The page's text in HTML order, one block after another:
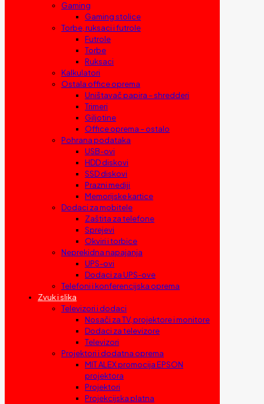
Gaming
Gaming stolice
Torbe, ruksaci i futrole
Futrole
Torbe
Ruksaci
Kalkulatori
Ostala office oprema
Uništavač papira – shredderi
Trimeri
Giljotine
Office oprema – ostalo
Pohrana podataka
USB-ovi
HDD diskovi
SSD diskovi
Prazni mediji
Memorijske kartice
Dodaci za mobitele
Zaštita za telefone
Sprejevi
Okviri i torbice
Neprekidna napajanja
UPS-ovi
Dodaci za UPS-ove
Telefoni i konferencijska oprema
Zvuk i slika
Televizori i dodaci
Nosači za TV, projektore i monitore
Dodaci za televizore
Televizori
Projektori i dodatna oprema
MIT ALEX promocija EPSON
projektora
Projektori
Projekcijska platna